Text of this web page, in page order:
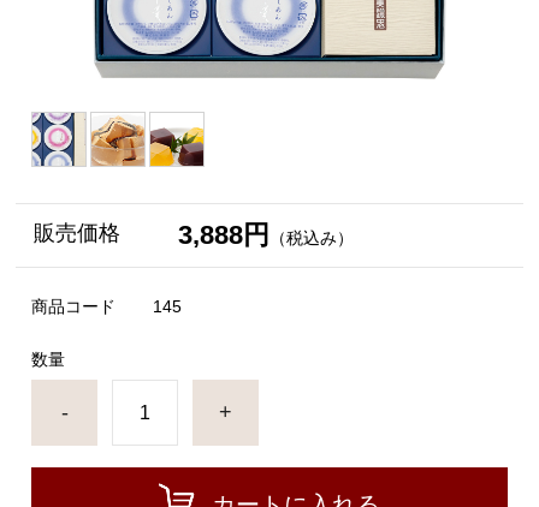
販売価格 3,888円 （税込み）
商品コード 145
数量
- +